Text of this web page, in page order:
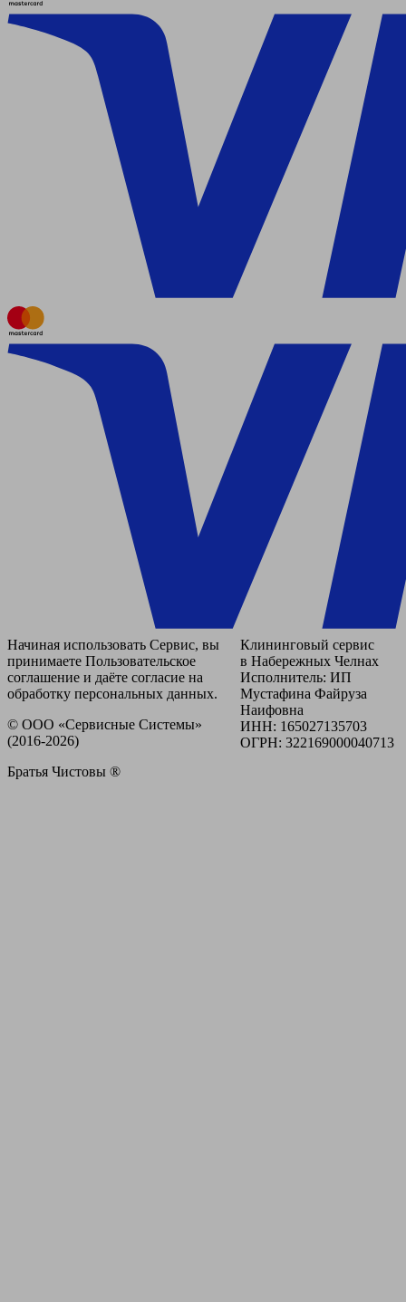
Начиная использовать Сервис, вы
принимаете Пользовательское
соглашение и даёте согласие на
обработку персональных данных.
© ООО «Сервисные Системы»
(2016-2026)
Братья Чистовы ®
Клининговый сервис
в Набережных Челнах
Исполнитель: ИП
Мустафина Файруза
Наифовна
ИНН: 165027135703
ОГРН: 322169000040713